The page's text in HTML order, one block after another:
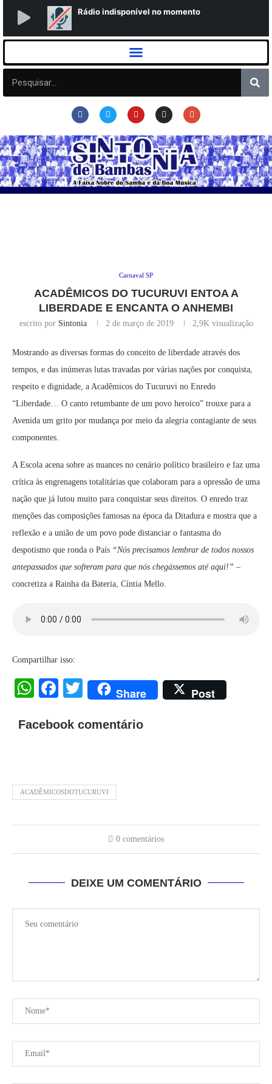
Carnaval SP
ACADÊMICOS DO TUCURUVI ENTOA A
LIBERDADE E ENCANTA O ANHEMBI
escrito por Sintonia 2 de março de 2019 2,9Kvisualização
Mostrando as diversas formas do conceito de liberdade através dos
tempos, e das inúmeras lutas travadas por várias nações por conquista,
respeito e dignidade, a Acadêmicos do Tucuruvi no Enredo
“Liberdade… O canto retumbante de um povo heroico” trouxe para a
Avenida um grito por mudança por meio da alegria contagiante de seus
componentes.
A Escola acena sobre as nuances no cenário político brasileiro e faz uma
crítica às engrenagens totalitárias que colaboram para a opressão de uma
nação que já lutou muito para conquistar seus direitos. O enredo traz
menções das composições famosas na época da Ditadura e mostra que a
reflexão e a união de um povo pode distanciar o fantasma do
despotismo que ronda o País “Nós precisamos lembrar de todos nossos
antepassados que sofreram para que nós chegássemos até aqui!” –
concretiza a Rainha da Bateria, Cíntia Mello.
Compartilhar isso:
WhatsApp
Facebook
Twitter
Share Post
Facebook comentário
ACADÊMICOSDOTUCURUVI
0 comentários
DEIXE UM COMENTÁRIO